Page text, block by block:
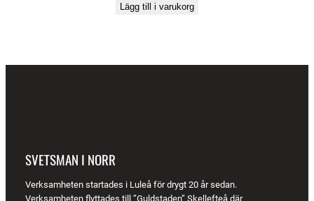
Lägg till i varukorg
SVETSMAN I NORR
Verksamheten startades i Luleå för drygt 20 år sedan.
Verksamheten flyttades till ”Guldstaden” Skellefteå där